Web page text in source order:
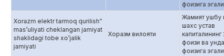
фоизига
Xorazm elektr tarmoq qurilish”
mas’uliyati cheklangan jamiyat
shaklidagi tobe xo’jalik
jamiyati
Хоразм вилояти
Жамият ушбу
шахс устав
капиталининг
фоизи ва
фоизига